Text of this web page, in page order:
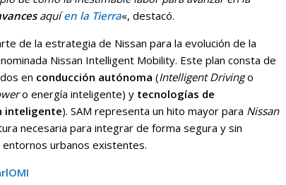
aquí en la Tierra«, destacó.
de la estrategia de Nissan para la evolución de la
Nissan Intelligent Mobility. Este plan consta de
en conducción autónoma (Intelligent Drivingo
o energía inteligente) y tecnologías de
inteligente). SAM representa un hito mayor para Nissan
necesaria para integrar de forma segura y sin
urbanos existentes.